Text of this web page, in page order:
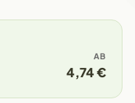
AB
4,74 €